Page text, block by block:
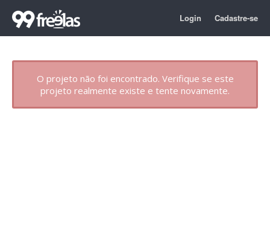
Login Cadastre-se
O projeto não foi encontrado. Verifique se este
projeto realmente existe e tente novamente.